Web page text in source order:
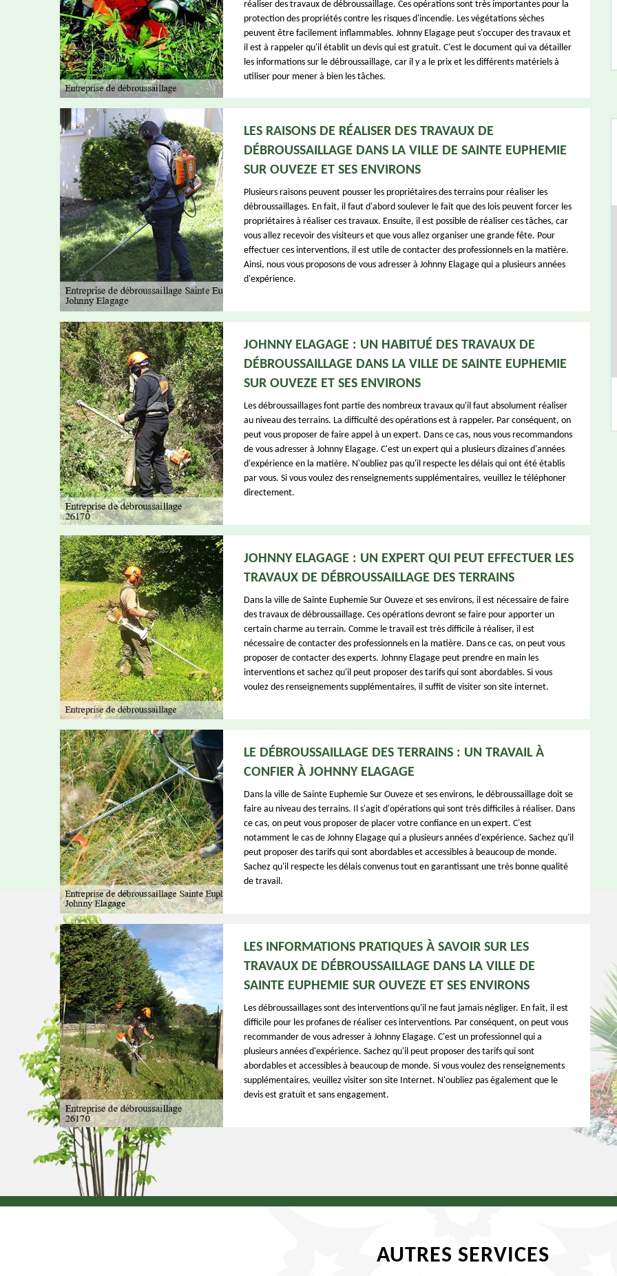
réaliser des travaux de débroussaillage. Ces opérations sont très importantes pour la
protection des propriétés contre les risques d'incendie. Les végétations sèches
peuvent être facilement inflammables. Johnny Elagage peut s'occuper des travaux et
il est à rappeler qu'il établit un devis qui est gratuit. C'est le document qui va détailler
les informations sur le débroussaillage, car il y a le prix et les différents matériels à
utiliser pour mener à bien les tâches.
LES RAISONS DE RÉALISER DES TRAVAUX DE
DÉBROUSSAILLAGE DANS LA VILLE DE SAINTE EUPHEMIE
SUR OUVEZE ET SES ENVIRONS
Plusieurs raisons peuvent pousser les propriétaires des terrains pour réaliser les
débroussaillages. En fait, il faut d'abord soulever le fait que des lois peuvent forcer les
propriétaires à réaliser ces travaux. Ensuite, il est possible de réaliser ces tâches, car
vous allez recevoir des visiteurs et que vous allez organiser une grande fête. Pour
effectuer ces interventions, il est utile de contacter des professionnels en la matière.
Ainsi, nous vous proposons de vous adresser à Johnny Elagage qui a plusieurs années
d'expérience.
JOHNNY ELAGAGE : UN HABITUÉ DES TRAVAUX DE
DÉBROUSSAILLAGE DANS LA VILLE DE SAINTE EUPHEMIE
SUR OUVEZE ET SES ENVIRONS
Les débroussaillages font partie des nombreux travaux qu'il faut absolument réaliser
au niveau des terrains. La difficulté des opérations est à rappeler. Par conséquent, on
peut vous proposer de faire appel à un expert. Dans ce cas, nous vous recommandons
de vous adresser à Johnny Elagage. C'est un expert qui a plusieurs dizaines d'années
d'expérience en la matière. N'oubliez pas qu'il respecte les délais qui ont été établis
par vous. Si vous voulez des renseignements supplémentaires, veuillez le téléphoner
directement.
JOHNNY ELAGAGE : UN EXPERT QUI PEUT EFFECTUER LES
TRAVAUX DE DÉBROUSSAILLAGE DES TERRAINS
Dans la ville de Sainte Euphemie Sur Ouveze et ses environs, il est nécessaire de faire
des travaux de débroussaillage. Ces opérations devront se faire pour apporter un
certain charme au terrain. Comme le travail est très difficile à réaliser, il est
nécessaire de contacter des professionnels en la matière. Dans ce cas, on peut vous
proposer de contacter des experts. Johnny Elagage peut prendre en main les
interventions et sachez qu'il peut proposer des tarifs qui sont abordables. Si vous
voulez des renseignements supplémentaires, il suffit de visiter son site internet.
LE DÉBROUSSAILLAGE DES TERRAINS : UN TRAVAIL À
CONFIER À JOHNNY ELAGAGE
Dans la ville de Sainte Euphemie Sur Ouveze et ses environs, le débroussaillage doit se
faire au niveau des terrains. Il s'agit d'opérations qui sont très difficiles à réaliser. Dans
ce cas, on peut vous proposer de placer votre confiance en un expert. C'est
notamment le cas de Johnny Elagage qui a plusieurs années d'expérience. Sachez qu'il
peut proposer des tarifs qui sont abordables et accessibles à beaucoup de monde.
Sachez qu'il respecte les délais convenus tout en garantissant une très bonne qualité
de travail.
LES INFORMATIONS PRATIQUES À SAVOIR SUR LES
TRAVAUX DE DÉBROUSSAILLAGE DANS LA VILLE DE
SAINTE EUPHEMIE SUR OUVEZE ET SES ENVIRONS
Les débroussaillages sont des interventions qu'il ne faut jamais négliger. En fait, il est
difficile pour les profanes de réaliser ces interventions. Par conséquent, on peut vous
recommander de vous adresser à Johnny Elagage. C'est un professionnel qui a
plusieurs années d'expérience. Sachez qu'il peut proposer des tarifs qui sont
abordables et accessibles à beaucoup de monde. Si vous voulez des renseignements
supplémentaires, veuillez visiter son site Internet. N'oubliez pas également que le
devis est gratuit et sans engagement.
AUTRES SERVICES